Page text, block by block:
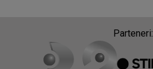
Parteneri: